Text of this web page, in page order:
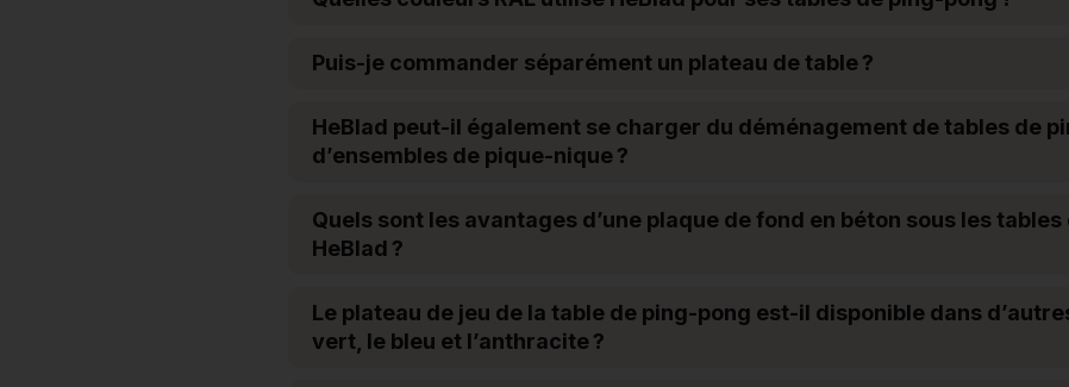
Puis-je commander séparément un plateau de table ?
HeBlad peut-il également se charger du déménagement de tables de
d’ensembles de pique-nique ?
Quels sont les avantages d’une plaque de fond en béton sous les tables
HeBlad ?
Le plateau de jeu de la table de ping-pong est-il disponible dans
vert, le bleu et l’anthracite ?